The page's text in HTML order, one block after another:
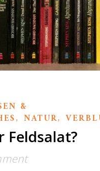
&
, NATUR,
Feldsalat?